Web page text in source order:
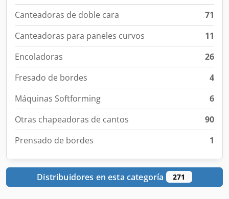
Canteadoras de doble cara
71
Canteadoras para paneles curvos
11
Encoladoras
26
Fresado de bordes
4
Máquinas Softforming
6
Otras chapeadoras de cantos
90
Prensado de bordes
1
Distribuidores en esta categoría 271